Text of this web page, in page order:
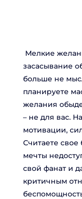
Мелкие
засасывание
больше не
планируете
желания
– не для вас.
мотивации,
Считаете
мечты
свой фанат и
критичным